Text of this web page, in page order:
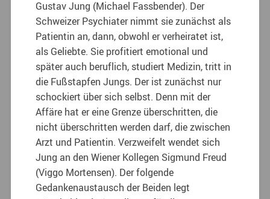
Gustav Jung (Michael Fassbender). Der
Schweizer Psychiater nimmt sie zunächst als
Patientin an, dann, obwohl er verheiratet ist,
als Geliebte. Sie profitiert emotional und
später auch beruflich, studiert Medizin, tritt in
die Fußstapfen Jungs. Der ist zunächst nur
schockiert über sich selbst. Denn mit der
Affäre hat er eine Grenze überschritten, die
nicht überschritten werden darf, die zwischen
Arzt und Patientin. Verzweifelt wendet sich
Jung an den Wiener Kollegen Sigmund Freud
(Viggo Mortensen). Der folgende
Gedankenaustausch der Beiden legt